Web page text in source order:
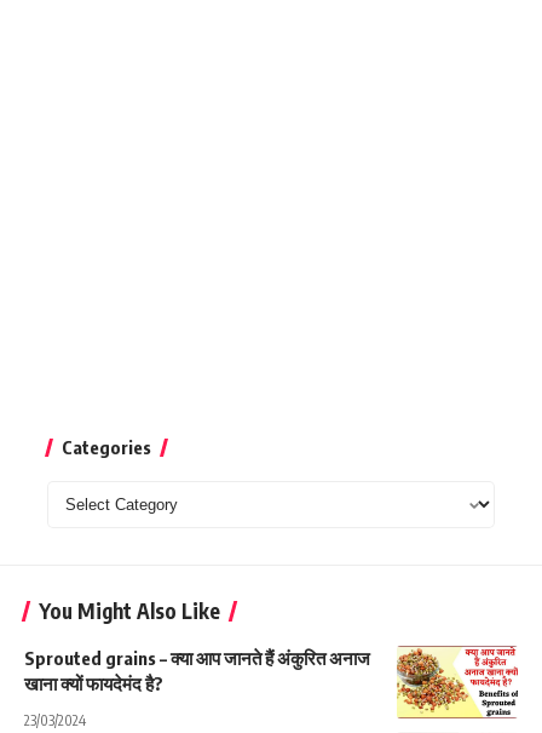
Categories
Categories
You Might Also Like
Sprouted grains – क्या आप जानते हैं अंकुरित अनाज
खाना क्यों फायदेमंद है?
23/03/2024